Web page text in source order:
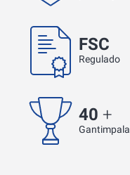
FSC
Regulado
40 +
Gantimpala